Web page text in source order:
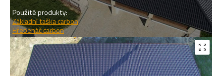
Použité produkty:
Základní taška carbon
Hřebenáč carbon